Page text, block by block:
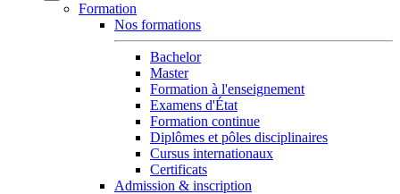
Formation
Nos formations
Bachelor
Master
Formation à l'enseignement
Examens d'État
Formation continue
Diplômes et pôles disciplinaires
Cursus internationaux
Certificats
Admission & inscription